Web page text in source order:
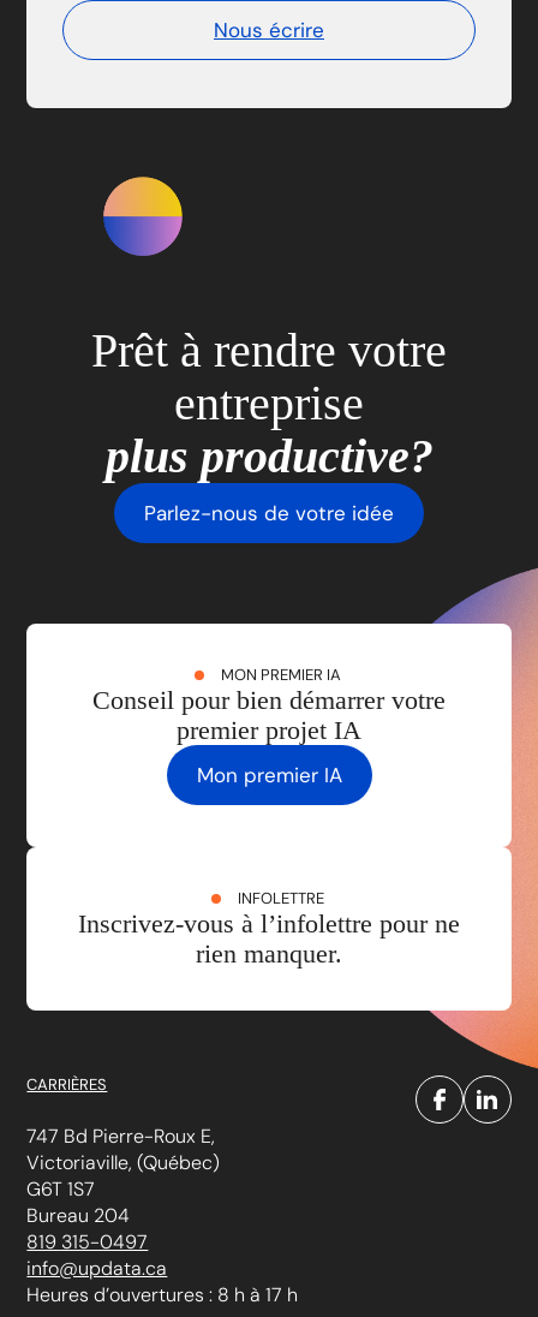
Nous écrire
Prêt à rendre votre
entreprise
plus productive?
Parlez-nous de votre idée
MON PREMIER IA
Conseil pour bien démarrer votre
premier projet IA
Mon premier IA
INFOLETTRE
Inscrivez-vous à l’infolettre pour ne
rien manquer.
CARRIÈRES
747 Bd Pierre-Roux E,
Victoriaville, (Québec)
G6T 1S7
Bureau 204
819 315-0497
info@updata.ca
Heures d’ouvertures : 8 h à 17 h